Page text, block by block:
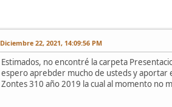
Diciembre 22, 2021, 14:09:56 PM
Estimados, no encontré la carpeta
espero aprebder mucho de usteds y aportar
Zontes 310 año 2019 la cual al momento no